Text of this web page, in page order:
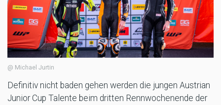
@ Michael Jurtin
Definitiv nicht baden gehen werden die jungen Austrian
Junior Cup Talente beim dritten Rennwochenende der